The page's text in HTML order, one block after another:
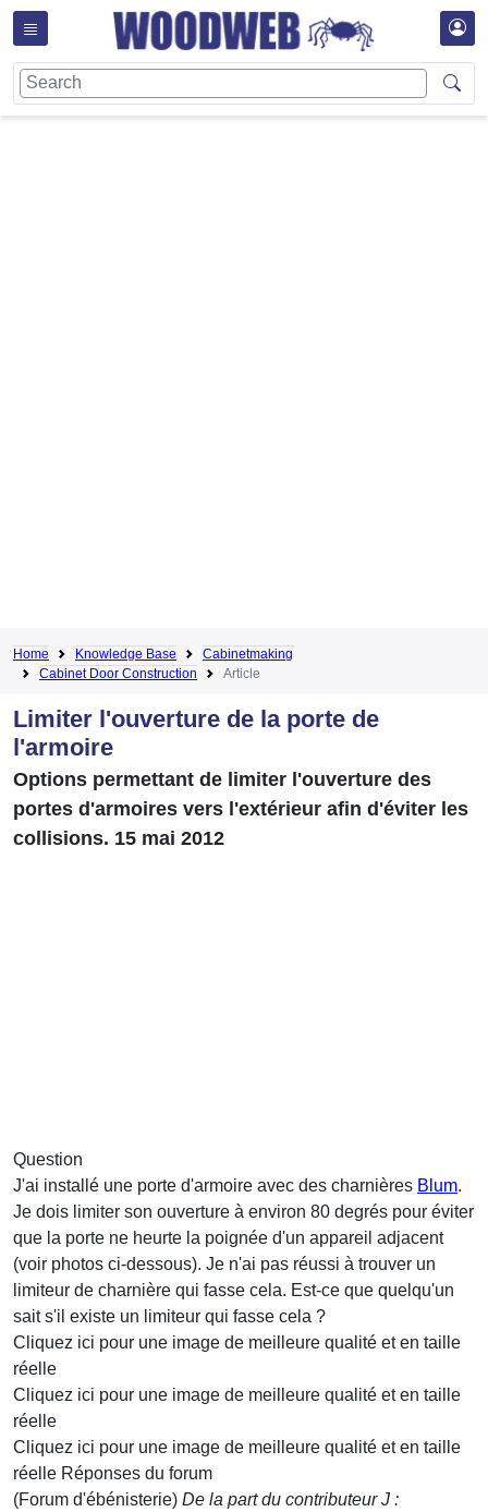
Home Knowledge Base
Cabinetmaking
Cabinet Door Construction
Article
Limiter l'ouverture de la porte de
l'armoire
Options permettant de limiter l'ouverture des
portes d'armoires vers l'extérieur afin d'éviter les
collisions. 15 mai 2012
Question
J'ai installé une porte d'armoire avec des charnières Blum.
Je dois limiter son ouverture à environ 80 degrés pour éviter
que la porte ne heurte la poignée d'un appareil adjacent
(voir photos ci-dessous). Je n'ai pas réussi à trouver un
limiteur de charnière qui fasse cela. Est-ce que quelqu'un
sait s'il existe un limiteur qui fasse cela ?
Cliquez ici pour une image de meilleure qualité et en taille
réelle
Cliquez ici pour une image de meilleure qualité et en taille
réelle
Cliquez ici pour une image de meilleure qualité et en taille
réelle Réponses du forum
(Forum d'ébénisterie) De la part du contributeur J :